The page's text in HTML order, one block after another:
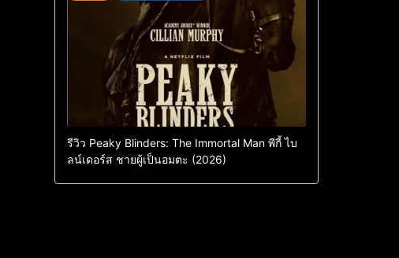
รีวิว Peaky Blinders: The Immortal Man พีกี้ ไบ
ลน์เดอร์ส ชายผู้เป็นอมตะ (2026)